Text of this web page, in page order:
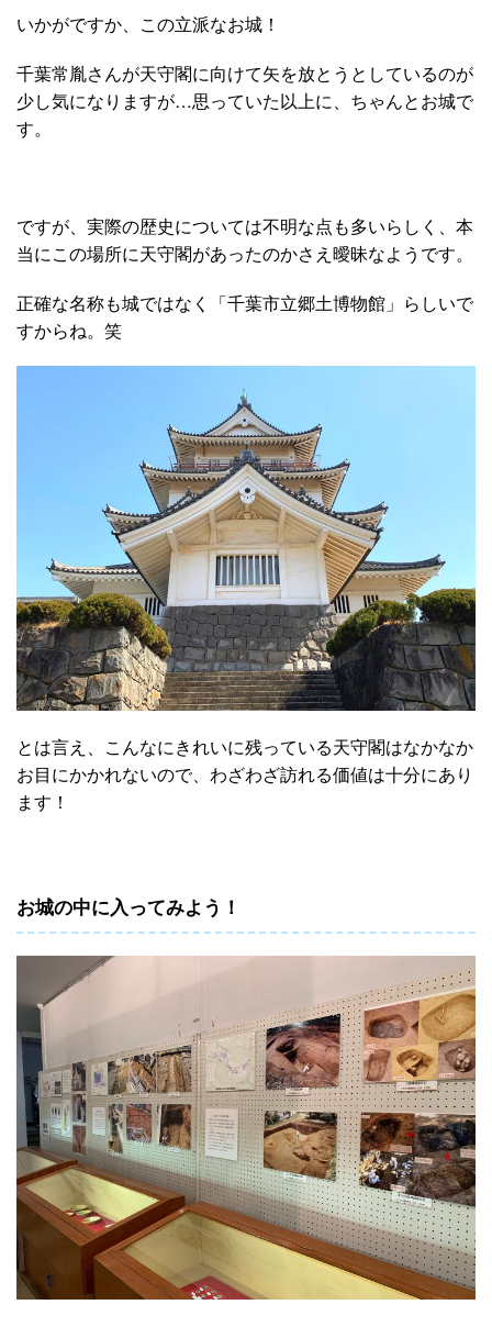
いかがですか、この立派なお城！
千葉常胤さんが天守閣に向けて矢を放とうとしているのが
少し気になりますが…思っていた以上に、ちゃんとお城で
す。
ですが、実際の歴史については不明な点も多いらしく、本
当にこの場所に天守閣があったのかさえ曖昧なようです。
正確な名称も城ではなく「千葉市立郷土博物館」らしいで
すからね。笑
とは言え、こんなにきれいに残っている天守閣はなかなか
お目にかかれないので、わざわざ訪れる価値は十分にあり
ます！
お城の中に入ってみよう！